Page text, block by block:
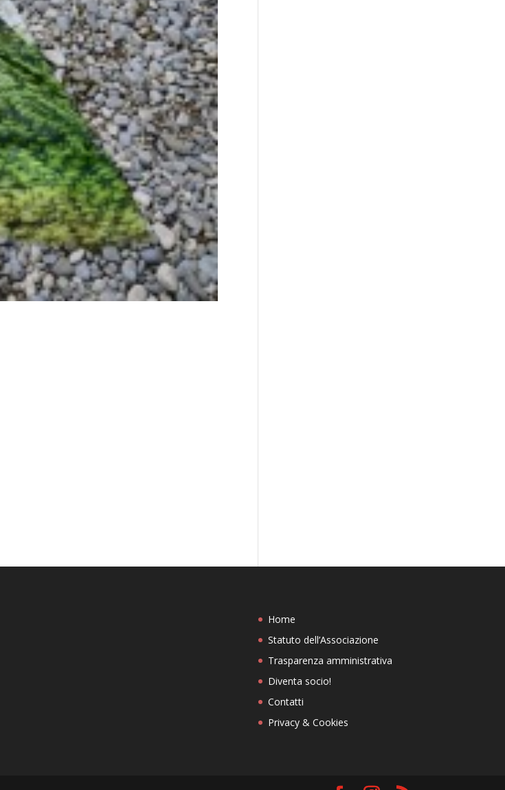
Home
Statuto dell’Associazione
Trasparenza amministrativa
Diventa socio!
Contatti
Privacy & Cookies